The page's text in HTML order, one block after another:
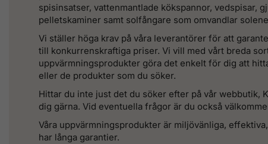
spisinsatser, vattenmantlade kökspannor, vedspisar,
pelletskaminer samt solfångare som omvandlar
Vi ställer höga krav på våra leverantörer för att
till konkurrenskraftiga priser. Vi vill med vårt breda
uppvärmningsprodukter göra det enkelt för dig att
eller de produkter som du söker.
Hittar du inte just det du söker efter på vår webbutik,
dig gärna. Vid eventuella frågor är du också
Våra uppvärmningsprodukter är miljövänliga,
har långa garantier.